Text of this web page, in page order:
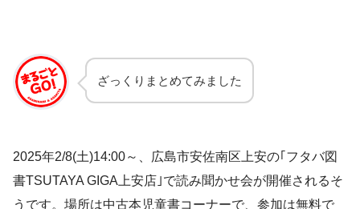
ざっくりまとめてみました
2025年2/8(土)14:00～、広島市安佐南区上安の｢フタバ図
書TSUTAYA GIGA上安店｣で読み聞かせ会が開催されるそ
うです。場所は中古本児童書コーナーで、参加は無料で